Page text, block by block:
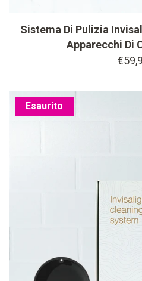
Sistema Di Pulizia
Apparecchi Di
Esaurito